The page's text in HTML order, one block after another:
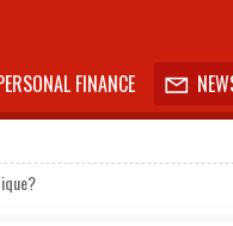
FINANCE 